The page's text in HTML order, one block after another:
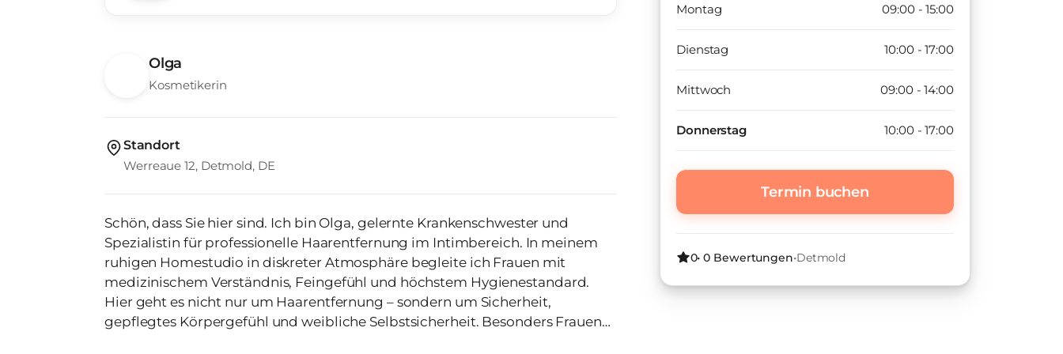
Olga
Kosmetikerin
Standort
Werreaue 12, Detmold, DE
Schön, dass Sie hier sind. Ich bin Olga, gelernte Krankenschwester und
Spezialistin für professionelle Haarentfernung im Intimbereich. In meinem
ruhigen Homestudio in diskreter Atmosphäre begleite ich Frauen mit
medizinischem Verständnis, Feingefühl und höchstem Hygienestandard.
Hier geht es nicht nur um Haarentfernung – sondern um Sicherheit,
gepflegtes Körpergefühl und weibliche Selbstsicherheit. Besonders Frauen
Montag 09:00 - 15:00
Dienstag 10:00 - 17:00
Mittwoch 09:00 - 14:00
Donnerstag 10:00 - 17:00
Termin buchen
0• 0 Bewertungen•Detmold